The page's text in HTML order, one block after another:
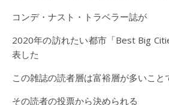
コンデ・ナスト・トラベラー誌が
2020年の訪れたい都市「Best Big
表した
この雑誌の読者層は富裕層が多いこと
その読者の投票から決められる